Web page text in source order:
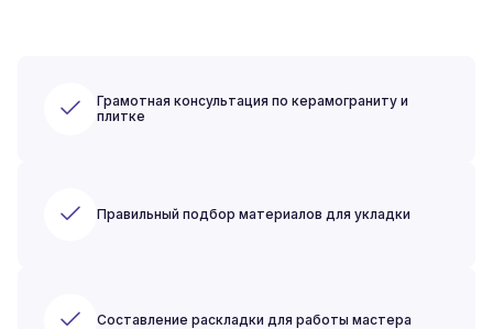
Грамотная консультация по керамограниту и
плитке
Правильный подбор материалов для укладки
Составление раскладки для работы мастера